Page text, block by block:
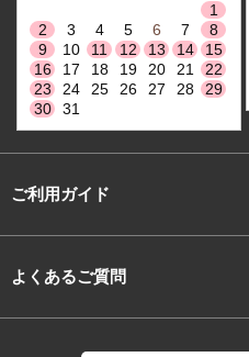
1
2
3 4 5 6 7
8
9
10 11 12 13 14
15
16
17 18 19 20 21
22
23
24 25 26 27 28
29
30
31
ご利用ガイド
よくあるご質問